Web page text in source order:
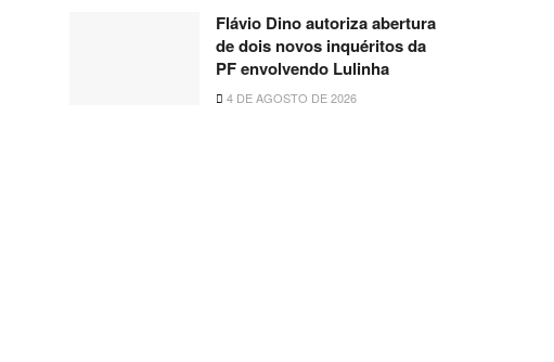
Flávio Dino autoriza abertura
de dois novos inquéritos da
PF envolvendo Lulinha
4 DE AGOSTO DE 2026